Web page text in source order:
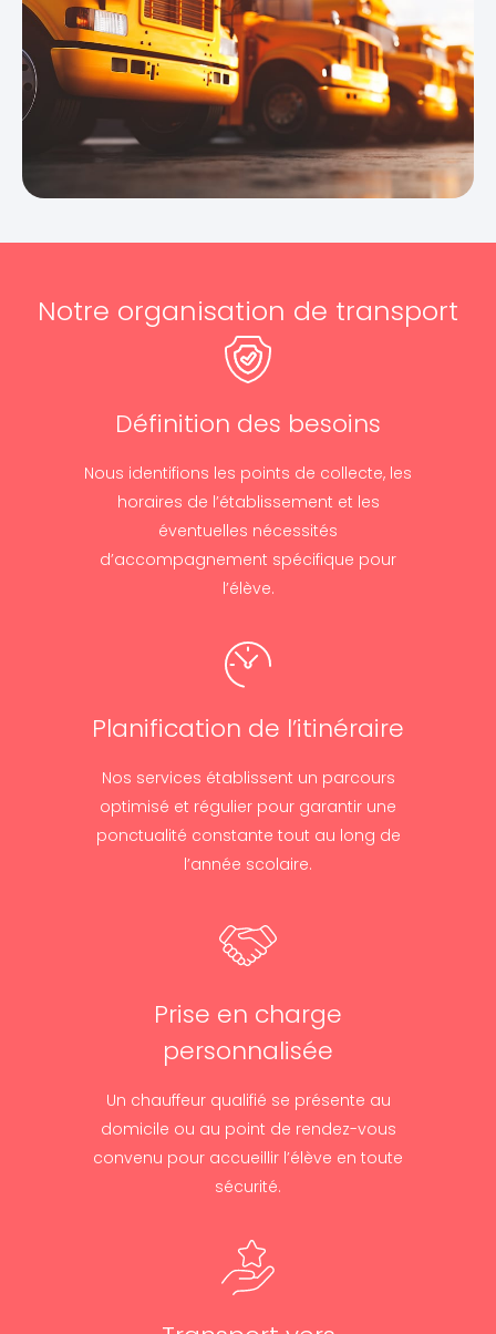
Notre organisation de transport
Définition des besoins
Nous identifions les points de collecte, les
horaires de l’établissement et les
éventuelles nécessités
d’accompagnement spécifique pour
l’élève.
Planification de l’itinéraire
Nos services établissent un parcours
optimisé et régulier pour garantir une
ponctualité constante tout au long de
l’année scolaire.
Prise en charge
personnalisée
Un chauffeur qualifié se présente au
domicile ou au point de rendez-vous
convenu pour accueillir l’élève en toute
sécurité.